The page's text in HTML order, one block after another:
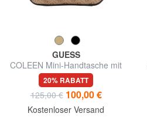
GUESS
COLEEN Mini-Handtasche mit
Schulterriemen
20% RABATT
125,00 € 100,00 €
Kostenloser Versand